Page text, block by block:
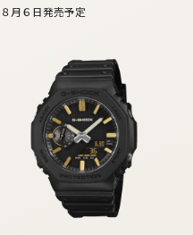
８月６日発売予定